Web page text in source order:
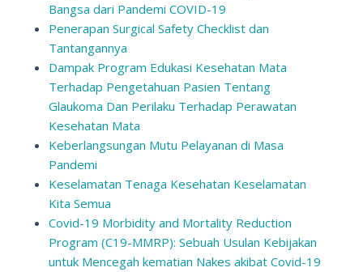
Bangsa dari Pandemi COVID-19
Penerapan Surgical Safety Checklist dan
Tantangannya
Dampak Program Edukasi Kesehatan Mata
Terhadap Pengetahuan Pasien Tentang
Glaukoma Dan Perilaku Terhadap Perawatan
Kesehatan Mata
Keberlangsungan Mutu Pelayanan di Masa
Pandemi
Keselamatan Tenaga Kesehatan Keselamatan
Kita Semua
Covid-19 Morbidity and Mortality Reduction
Program (C19-MMRP): Sebuah Usulan Kebijakan
untuk Mencegah kematian Nakes akibat Covid-19